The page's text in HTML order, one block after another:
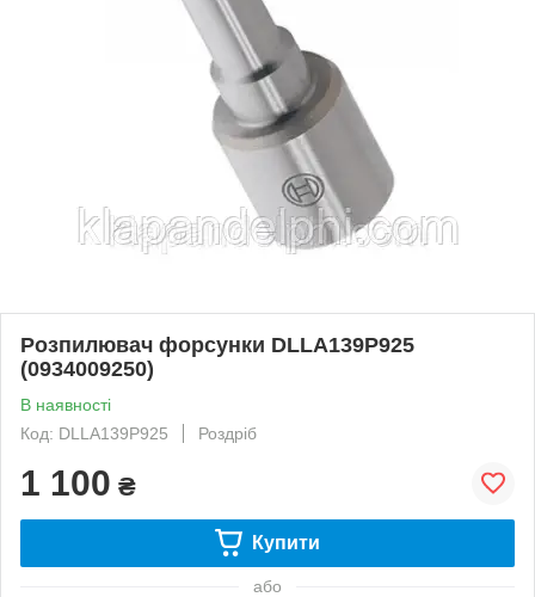
Розпилювач форсунки DLLA139P925
(0934009250)
В наявності
Код: DLLA139P925
Роздріб
1 100 ₴
Купити
або